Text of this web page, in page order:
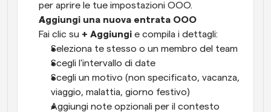
per aprire le tue impostazioni OOO.
Aggiungi una nuova entrata OOO
Fai clic su + Aggiungi e compila i dettagli:
Seleziona te stesso o un membro del team
Scegli l'intervallo di date
Scegli un motivo (non specificato, vacanza,
viaggio, malattia, giorno festivo)
Aggiungi note opzionali per il contesto